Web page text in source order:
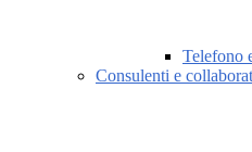
Telefono
Consulenti e